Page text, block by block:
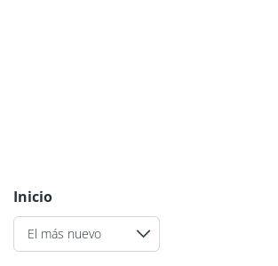
Inicio